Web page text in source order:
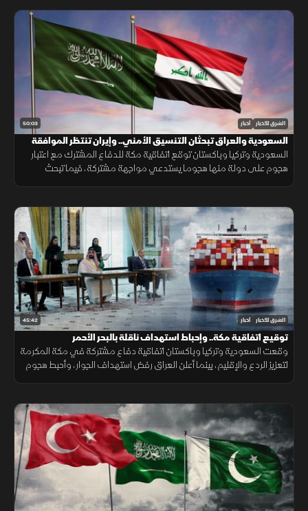
50:03 الشرق للأخبار أخبار
السعودية والعراق تبحثان التنسيق الأمني.. وإيران تنتظر الموافقة
على اتفاق "هرمز"
السعودية وتركيا وباكستان توقع اتفاقية مكة للدفاع المشترك مع اعتبار
هجوم على دولة منها هجوما يستدعي مواجهة مشتركة، فيما تبحث
45:42 الشرق للأخبار أخبار
توقيع اتفاقية مكة.. وإحباط استهداف ناقلة بالبحر الأحمر
وقعت السعودية وتركيا وباكستان اتفاقية دفاع مشتركة في مكة المكرمة
لتعزيز الردع والإقليم، بينما أعلن العراق رفض استهداف الجوار، وأحبط هجوم